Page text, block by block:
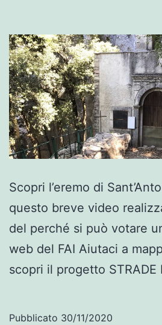
Scopri l’eremo di
questo breve video
del perché si può votare
web del FAI Aiutaci a
scopri il progetto STRADE
Pubblicato 30/11/2020